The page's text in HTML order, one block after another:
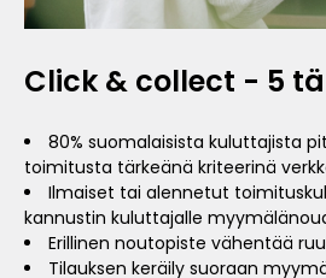
Click & collect - 5
80% suomalaisista kuluttajista
toimitusta tärkeänä kriteerinä
Ilmaiset tai alennetut
kannustin kuluttajalle
Erillinen noutopiste vähentää
Tilauksen keräily suoraan